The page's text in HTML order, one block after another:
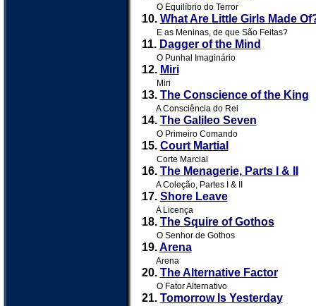
O Equilíbrio do Terror
10. What Are Little Girls Made
E as Meninas, de que São Feitas?
11. Dagger of the Mind
O Punhal Imaginário
12. Miri
Miri
13. The Conscience of the King
A Consciência do Rei
14. The Galileo Seven
O Primeiro Comando
15. Court Martial
Corte Marcial
16. The Menagerie, Parts I & II
A Coleção, Partes I & II
17. Shore Leave
A Licença
18. The Squire of Gothos
O Senhor de Gothos
19.Arena
Arena
20. The Alternative Factor
O Fator Alternativo
21. Tomorrow Is Yesterday